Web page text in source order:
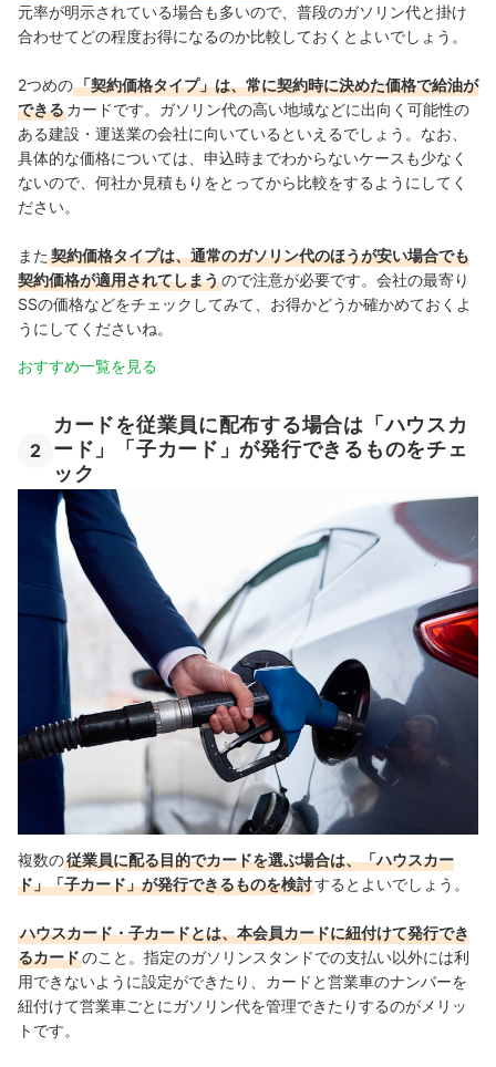
元率が明示されている場合も多いので、普段のガソリン代と掛け
合わせてどの程度お得になるのか比較しておくとよいでしょう。
2つめの「契約価格タイプ」は、常に契約時に決めた価格で給油が
できるカードです。ガソリン代の高い地域などに出向く可能性の
ある建設・運送業の会社に向いているといえるでしょう。なお、
具体的な価格については、申込時までわからないケースも少なく
ないので、何社か見積もりをとってから比較をするようにしてく
ださい。
また 契約価格タイプは、通常のガソリン代のほうが安い場合でも
契約価格が適用されてしまうので注意が必要です。会社の最寄り
SSの価格などをチェックしてみて、お得かどうか確かめておくよ
うにしてくださいね。
おすすめ一覧を見る
2
カードを従業員に配布する場合は「ハウスカ
ード」「子カード」が発行できるものをチェ
ック
複数の従業員に配る目的でカードを選ぶ場合は、「ハウスカー
ド」「子カード」が発行できるものを検討するとよいでしょう。
ハウスカード・子カードとは、本会員カードに紐付けて発行でき
るカードのこと。指定のガソリンスタンドでの支払い以外には利
用できないように設定ができたり、カードと営業車のナンバーを
紐付けて営業車ごとにガソリン代を管理できたりするのがメリッ
トです。